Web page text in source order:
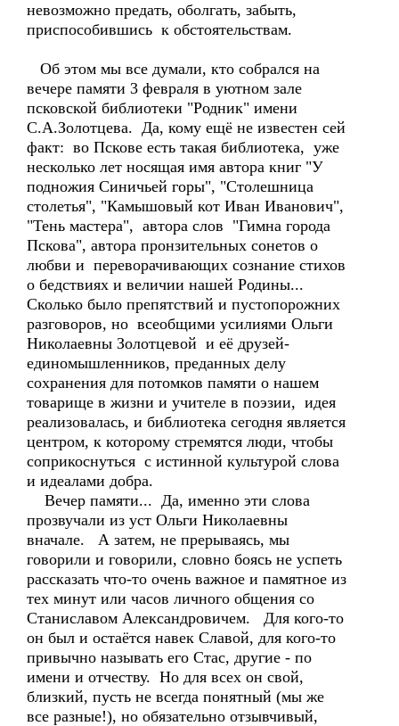
невозможно предать, оболгать, забыть,
приспособившись к обстоятельствам.
Об этом мы все думали, кто собрался на
вечере памяти 3 февраля в уютном зале
псковской библиотеки "Родник" имени
С.А.Золотцева. Да, кому ещё не известен сей
факт: во Пскове есть такая библиотека, уже
несколько лет носящая имя автора книг "У
подножия Синичьей горы", "Столешница
столетья", "Камышовый кот Иван Иванович",
"Тень мастера", автора слов "Гимна города
Пскова", автора пронзительных сонетов о
любви и переворачивающих сознание стихов
о бедствиях и величии нашей Родины...
Сколько было препятствий и пустопорожних
разговоров, но всеобщими усилиями Ольги
Николаевны Золотцевой и её друзей-
единомышленников, преданных делу
сохранения для потомков памяти о нашем
товарище в жизни и учителе в поэзии, идея
реализовалась, и библиотека сегодня является
центром, к которому стремятся люди, чтобы
соприкоснуться с истинной культурой слова
и идеалами добра.
Вечер памяти... Да, именно эти слова
прозвучали из уст Ольги Николаевны
вначале. А затем, не прерываясь, мы
говорили и говорили, словно боясь не успеть
рассказать что-то очень важное и памятное из
тех минут или часов личного общения со
Станиславом Александровичем. Для кого-то
он был и остаётся навек Славой, для кого-то
привычно называть его Стас, другие - по
имени и отчеству. Но для всех он свой,
близкий, пусть не всегда понятный (мы же
все разные!), но обязательно отзывчивый,